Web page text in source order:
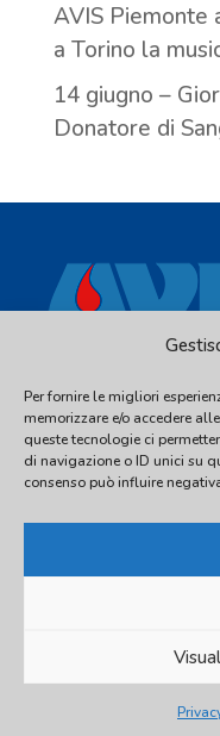
Per fornire le migliori
memorizzare e/o accedere
queste tecnologie ci
di navigazione o ID unici su
consenso può influire
AVIS Piemonte
a Torino la
14 giugno –
Donatore di
Via Piave, 54 - 10044
011.2480338
info@avispiemonte.it-